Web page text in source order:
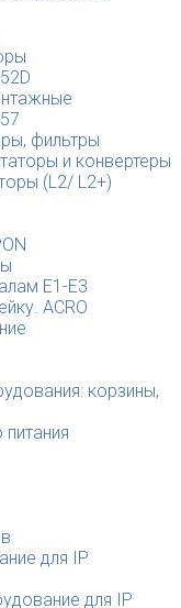
фильтры
и конвертеры
(L2/ L2+)
E1-E3
ACRO
корзины,
для IP
для IP